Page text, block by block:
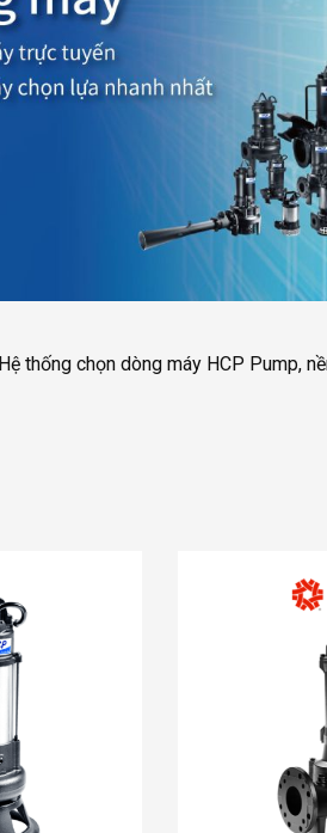
Hệ thống chọn dòng máy HCP Pump,